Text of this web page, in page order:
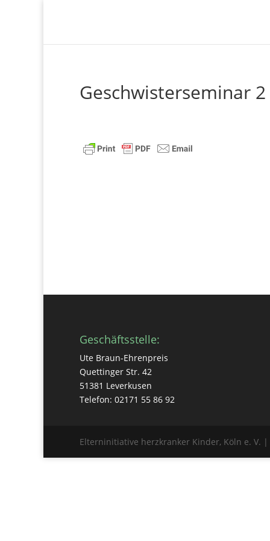
Geschwisterseminar 2
Geschäftsstelle:
Ute Braun-Ehrenpreis
Quettinger Str. 42
51381 Leverkusen
Telefon: 02171 55 86 92
Elterninitiative herzkranker Kinder, Köln e. V. |